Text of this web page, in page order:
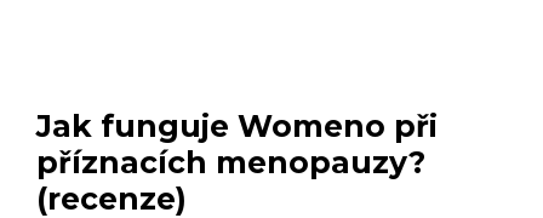
Jak funguje Womeno při
příznacích menopauzy?
(recenze)